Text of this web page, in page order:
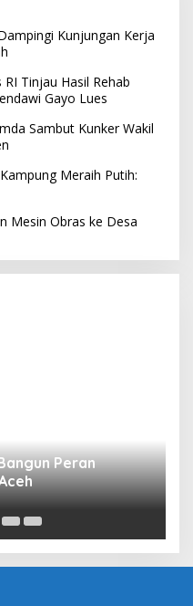
Kunjungan Kerja
Tinjau Hasil Rehab
Gayo Lues
Sambut Kunker Wakil
Meraih Putih:
Mesin Obras ke Desa
Peran